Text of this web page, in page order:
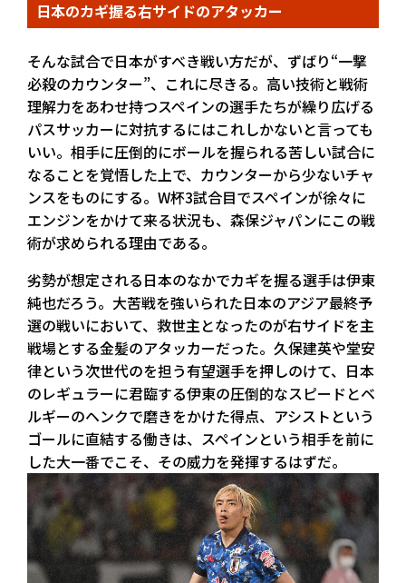
日本のカギ握る右サイドのアタッカー
そんな試合で日本がすべき戦い方だが、ずばり“一撃
必殺のカウンター”、これに尽きる。高い技術と戦術
理解力をあわせ持つスペインの選手たちが繰り広げる
パスサッカーに対抗するにはこれしかないと言っても
いい。相手に圧倒的にボールを握られる苦しい試合に
なることを覚悟した上で、カウンターから少ないチャ
ンスをものにする。W杯3試合目でスペインが徐々に
エンジンをかけて来る状況も、森保ジャパンにこの戦
術が求められる理由である。
劣勢が想定される日本のなかでカギを握る選手は伊東
純也だろう。大苦戦を強いられた日本のアジア最終予
選の戦いにおいて、救世主となったのが右サイドを主
戦場とする金髪のアタッカーだった。久保建英や堂安
律という次世代のを担う有望選手を押しのけて、日本
のレギュラーに君臨する伊東の圧倒的なスピードとベ
ルギーのヘンクで磨きをかけた得点、アシストという
ゴールに直結する働きは、スペインという相手を前に
した大一番でこそ、その威力を発揮するはずだ。